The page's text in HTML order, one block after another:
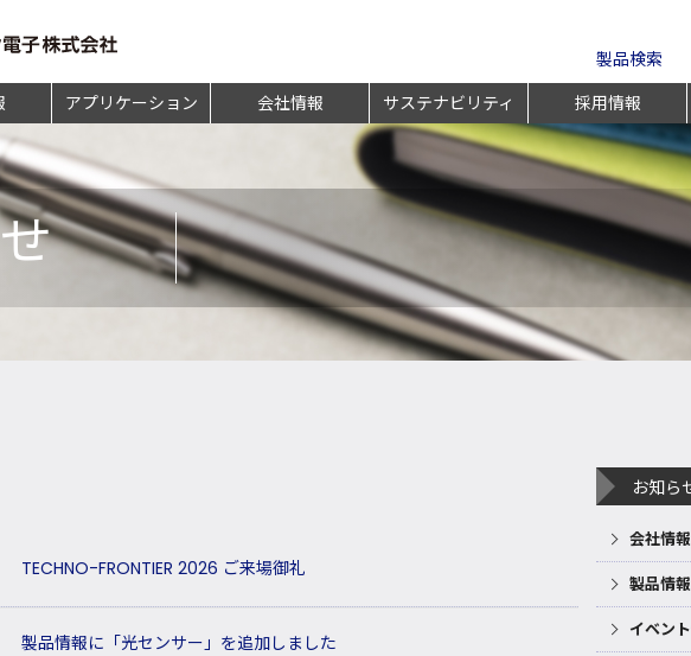
製品検索
アプリケーション 会社情報 サステナビリティ 採用情報
TECHNO-FRONTIER 2026 ご来場御礼
製品情報に「光センサー」を追加しました
お知ら
会社情報
製品情報
イベン